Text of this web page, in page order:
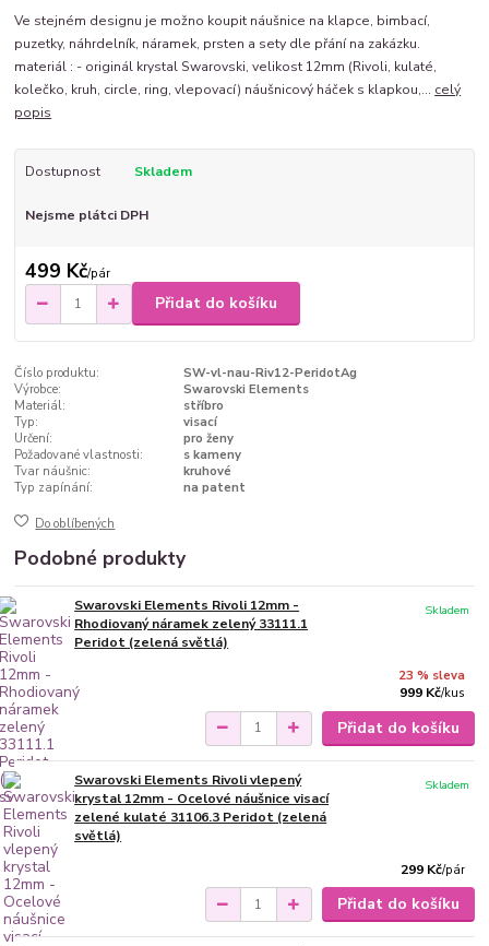
Ve stejném designu je možno koupit náušnice na klapce, bimbací,
puzetky, náhrdelník, náramek, prsten a sety dle přání na zakázku.
materiál : - originál krystal Swarovski, velikost 12mm (Rivoli, kulaté,
kolečko, kruh, circle, ring, vlepovací) náušnicový háček s klapkou,... celý
popis
Dostupnost Skladem
Nejsme plátci DPH
499 Kč/pár
Přidat do košíku
Číslo produktu:
SW-vl-nau-Riv12-PeridotAg
Výrobce:
Swarovski Elements
Materiál:
stříbro
Typ:
visací
Určení:
pro ženy
Požadované vlastnosti:
s kameny
Tvar náušnic:
kruhové
Typ zapínání:
na patent
Do oblíbených
Podobné produkty
Swarovski Elements Rivoli 12mm -
Rhodiovaný náramek zelený 33111.1
Peridot (zelená světlá)
23 % sleva
999 Kč/kus
Skladem
Přidat do košíku
Swarovski Elements Rivoli vlepený
krystal 12mm - Ocelové náušnice visací
zelené kulaté 31106.3 Peridot (zelená
světlá)
299 Kč/pár
Skladem
Přidat do košíku